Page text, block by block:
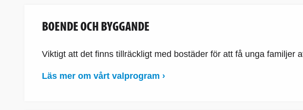
BOENDE OCH BYGGANDE
Viktigt att det finns tillräckligt med bostäder för att få unga familjer
Läs mer om vårt valprogram ›